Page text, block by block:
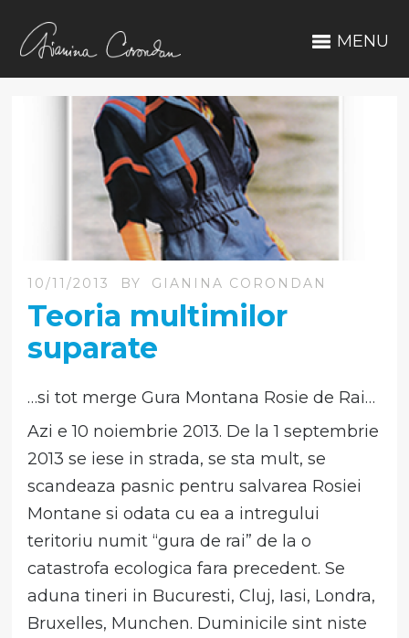
MENU
10/11/2013 BY GIANINA CORONDAN
Teoria multimilor
suparate
…si tot merge Gura Montana Rosie de Rai…
Azi e 10 noiembrie 2013. De la 1 septembrie
2013 se iese in strada, se sta mult, se
scandeaza pasnic pentru salvarea Rosiei
Montane si odata cu ea a intregului
teritoriu numit “gura de rai” de la o
catastrofa ecologica fara precedent. Se
aduna tineri in Bucuresti, Cluj, Iasi, Londra,
Bruxelles, Munchen. Duminicile sint niste